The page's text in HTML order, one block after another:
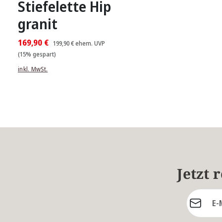
Stiefelette Hip
granit
169,90 € 199,90 €ehem. UVP
(15% gespart)
inkl. MwSt.
Jetzt
E-Mail-